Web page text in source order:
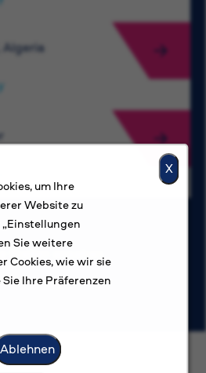
X
um Ihre
Website zu
Sie weitere
Cookies, wie wir sie
Ihre Präferenzen
Ablehnen
Algeria